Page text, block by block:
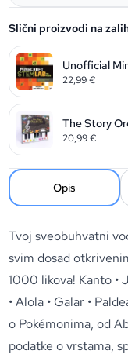
Slični proizvodi na
Unofficial
22,99€
20,99€
Opis
Tvoj sveobuhvatni
svim dosad
1000 likova! Kanto •
• Alola • Galar •
o Pokémonima, od
podatke o vrstama,